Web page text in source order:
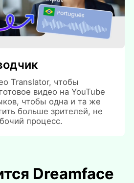
Translator, чтобы
видео на YouTube
чтобы одна и та же
больше зрителей, не
процесс.
Dreamface